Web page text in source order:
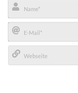
Name*
E-
Mail*